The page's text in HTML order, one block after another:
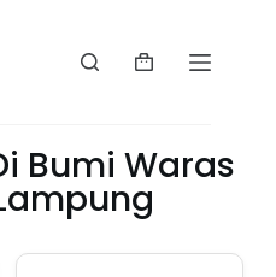
Bumi Waras